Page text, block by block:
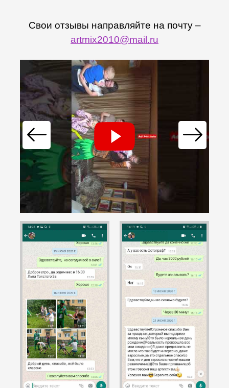
Свои отзывы направляйте на почту –
artmix2010@mail.ru